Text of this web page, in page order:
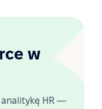
w
analitykę HR —